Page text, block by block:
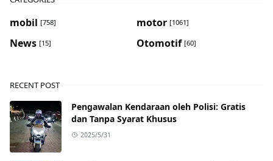
mobil [758] motor [1061]
News [15] Otomotif [60]
RECENT POST
Pengawalan Kendaraan oleh Polisi: Gratis
dan Tanpa Syarat Khusus
2025/5/31